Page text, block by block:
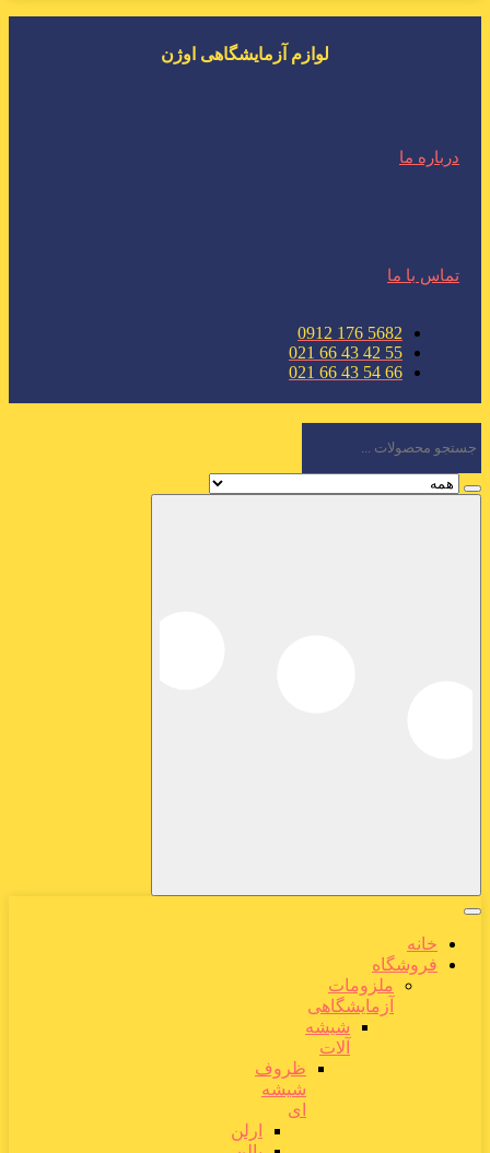
لوازم آزمایشگاهی اوژن
درباره ما
تماس با ما
5682 176 0912
55 42 43 66 021
66 54 43 66 021
خانه
فروشگاه
ملزومات
آزمایشگاهی
شیشه
آلات
ظروف
شیشه
ای
ارلن